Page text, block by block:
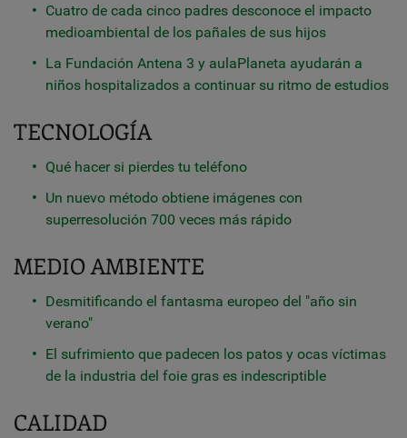
Cuatro de cada cinco padres desconoce el impacto
medioambiental de los pañales de sus hijos
La Fundación Antena 3 y aulaPlaneta ayudarán a
niños hospitalizados a continuar su ritmo de estudios
TECNOLOGÍA
Qué hacer si pierdes tu teléfono
Un nuevo método obtiene imágenes con
superresolución 700 veces más rápido
MEDIO AMBIENTE
Desmitificando el fantasma europeo del "año sin
verano"
El sufrimiento que padecen los patos y ocas víctimas
de la industria del foie gras es indescriptible
CALIDAD